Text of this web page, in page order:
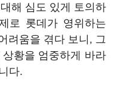
해 심도 있게 토의하
로 롯데가 영위하는
려움을 겪다 보니, 그
황을 엄중하게 바라
다.